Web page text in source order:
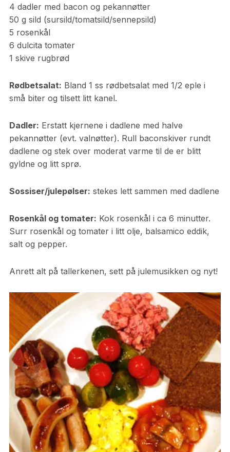
4 dadler med bacon og pekannøtter
50 g sild (sursild/tomatsild/sennepsild)
5 rosenkål
6 dulcita tomater
1 skive rugbrød
Rødbetsalat: Bland 1 ss rødbetsalat med 1/2 eple i
små biter og tilsett litt kanel.
Dadler: Erstatt kjernene i dadlene med halve
pekannøtter (evt. valnøtter). Rull baconskiver rundt
dadlene og stek over moderat varme til de er blitt
gyldne og litt sprø.
Sossiser/julepølser: stekes lett sammen med dadlene
Rosenkål og tomater: Kok rosenkål i ca 6 minutter.
Surr rosenkål og tomater i litt olje, balsamico eddik,
salt og pepper.
Anrett alt på tallerkenen, sett på julemusikken og nyt!